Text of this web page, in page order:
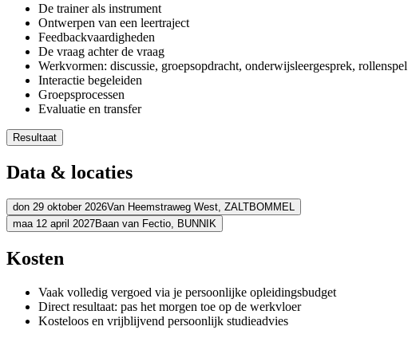
De trainer als instrument
Ontwerpen van een leertraject
Feedbackvaardigheden
De vraag achter de vraag
Werkvormen: discussie, groepsopdracht, onderwijsleergesprek, rollenspel
Interactie begeleiden
Groepsprocessen
Evaluatie en transfer
Resultaat
Je hebt zicht op je kwaliteiten en valkuilen als beginnend trainer
Je staat steviger voor een trainingsgroep
Je kunt meerdere werkvormen begeleiden
Je weet hoe je met de dynamiek van een groep om kunt gaan
Je kent de stappen die nodig zijn voor het ontwikkelen van een leertraject
Data & locaties
don 29 oktober 2026Van Heemstraweg West, ZALTBOMMEL
Adres
Schouten & Nelissen
Prijs
maa 12 april 2027Baan van Fectio, BUNNIK
Adres
Bekijk route
Prijs
Kosten
Vaak volledig vergoed via je persoonlijke opleidingsbudget
Direct resultaat: pas het morgen toe op de werkvloer
Kosteloos en vrijblijvend persoonlijk studieadvies